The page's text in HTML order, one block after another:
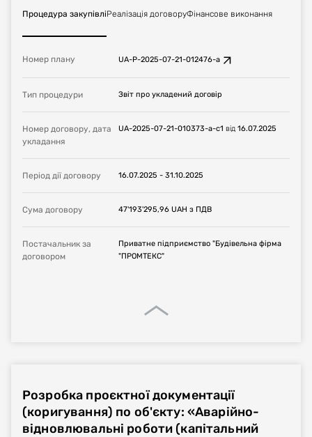
огороджувальних конструкцій, технічних рішень з
енергоефективності інженерних систем
теплопостачання, опалення, вентиляції, гарячого
автоматизації інженерних систем.У складі робочого
Процедура закупівліРеалізація договоруФінансове виконання
Номер плану UA-P-2025-07-21-012476-a
Тип процедури Звіт про укладений договір
Номер договору, дата
укладання
UA-2025-07-21-010373-a-c1 від 16.07.2025
Період дії договору 16.07.2025 - 31.10.2025
Сума договору 47'193'295,96 UAH з ПДВ
Постачальник за
договором
Приватне підприємство "Будівельна фірма
"ПРОМТЕКС"
Розробка проєктної документації
(коригування) по об'єкту: «Аварійно-
відновлювальні роботи (капітальний